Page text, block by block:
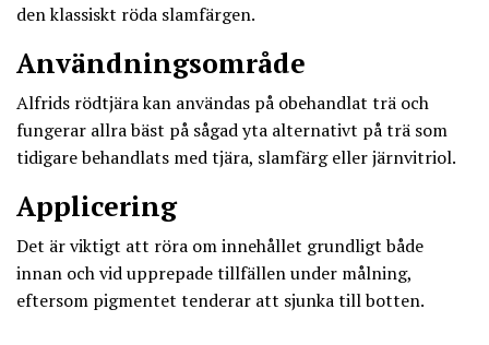
den klassiskt röda slamfärgen.
Användningsområde
Alfrids rödtjära kan användas på obehandlat trä och
fungerar allra bäst på sågad yta alternativt på trä som
tidigare behandlats med tjära, slamfärg eller järnvitriol.
Applicering
Det är viktigt att röra om innehållet grundligt både
innan och vid upprepade tillfällen under målning,
eftersom pigmentet tenderar att sjunka till botten.